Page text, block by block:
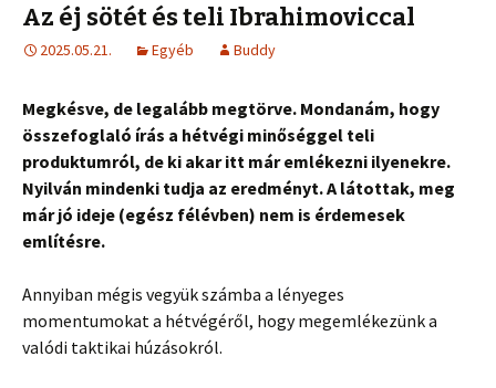
Az éj sötét és teli Ibrahimoviccal
2025.05.21. Egyéb Buddy
Megkésve, de legalább megtörve. Mondanám, hogy
összefoglaló írás a hétvégi minőséggel teli
produktumról, de ki akar itt már emlékezni ilyenekre.
Nyilván mindenki tudja az eredményt. A látottak, meg
már jó ideje (egész félévben) nem is érdemesek
említésre.
Annyiban mégis vegyük számba a lényeges
momentumokat a hétvégéről, hogy megemlékezünk a
valódi taktikai húzásokról.